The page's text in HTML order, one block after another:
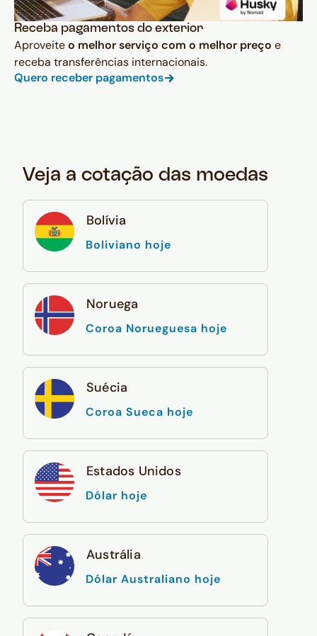
Receba pagamentos do exterior
Aproveiteo melhor serviço com o melhor preço e
receba transferências internacionais.
Quero receber pagamentos
Veja a cotação das moedas
Bolívia
Boliviano hoje
Noruega
Coroa Norueguesa hoje
Suécia
Coroa Sueca hoje
Estados Unidos
Dólar hoje
Austrália
Dólar Australiano hoje